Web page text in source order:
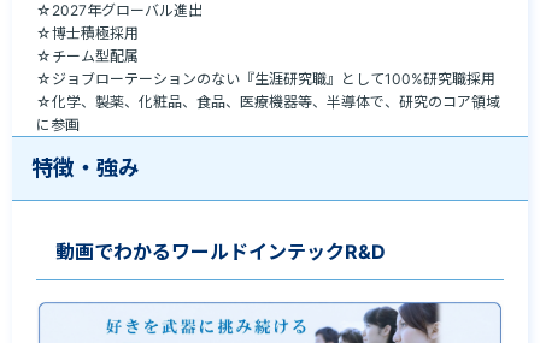
☆2027年グローバル進出
☆博士積極採用
☆チーム型配属
☆ジョブローテーションのない『生涯研究職』として100%研究職採用
☆化学、製薬、化粧品、食品、医療機器等、半導体で、研究のコア領域
に参画
特徴・強み
動画でわかるワールドインテックR&D